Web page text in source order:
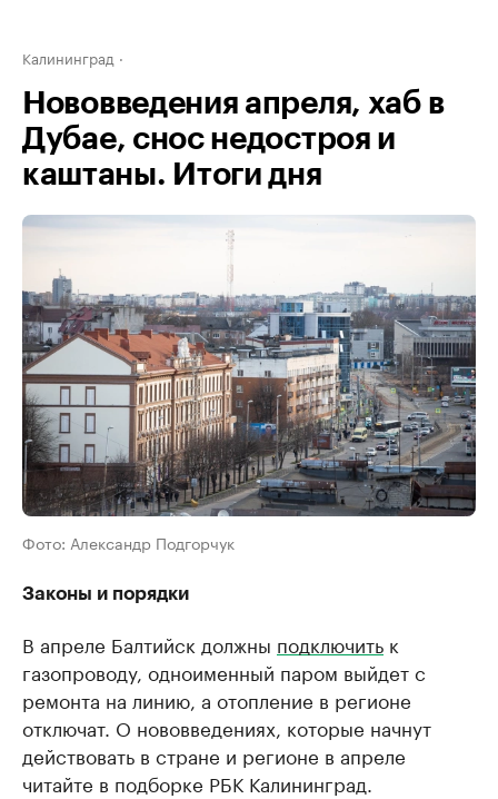
Калининград
Нововведения апреля, хаб в
Дубае, снос недостроя и
каштаны. Итоги дня
Фото: Александр Подгорчук
Законы и порядки
В апреле Балтийск должны подключить к
газопроводу, одноименный паром выйдет с
ремонта на линию, а отопление в регионе
отключат. О нововведениях, которые начнут
действовать в стране и регионе в апреле
читайте в подборке РБК Калининград.